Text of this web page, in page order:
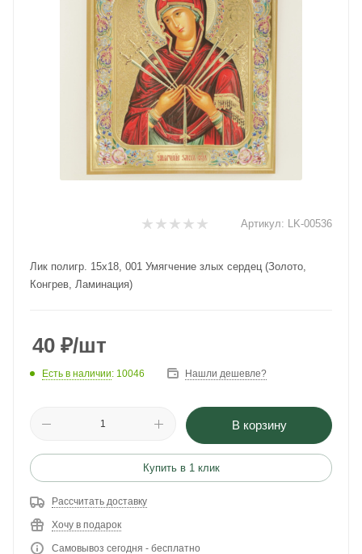
Артикул: LK-00536
Лик полигр. 15х18, 001 Умягчение злых сердец (Золото,
Конгрев, Ламинация)
40 ₽/шт
Есть в наличии: 10046 Нашли дешевле?
В корзину
Купить в 1 клик
Рассчитать доставку
Хочу в подарок
Самовывоз сегодня - бесплатно